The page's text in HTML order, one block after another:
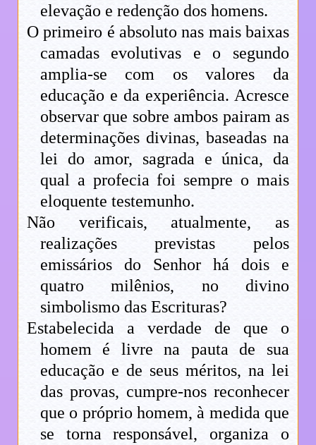
elevação e redenção dos homens.
O primeiro é absoluto nas mais baixas
camadas evolutivas e o segundo
amplia-se com os valores da
educação e da experiência. Acresce
observar que sobre ambos pairam as
determinações divinas, baseadas na
lei do amor, sagrada e única, da
qual a profecia foi sempre o mais
eloquente testemunho.
Não verificais, atualmente, as
realizações previstas pelos
emissários do Senhor há dois e
quatro milênios, no divino
simbolismo das Escrituras?
Estabelecida a verdade de que o
homem é livre na pauta de sua
educação e de seus méritos, na lei
das provas, cumpre-nos reconhecer
que o próprio homem, à medida que
se torna responsável, organiza o